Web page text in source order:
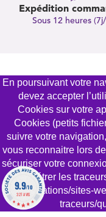
Expédition
Sous 12 heures
Soyez les
en vous
En poursuivant votre
devez accepter
Cookies sur votre
Cookies (petits
suivre votre
vous reconnaitre lors
sécuriser votre
paramétrer les
obligations/sites-
traceurs/
9.9/10
327 AVIS